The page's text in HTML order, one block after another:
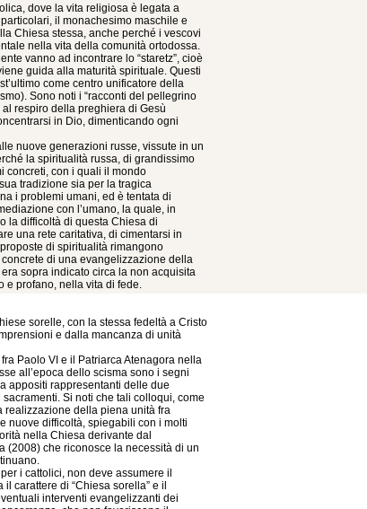
dove la vita religiosa è legata a
il monachesimo maschile e
Chiesa stessa, anche perché i vescovi
nella vita della comunità ortodossa.
vanno ad incontrare lo “staretz”, cioè
guida alla maturità spirituale. Questi
come centro unificatore della
Sono noti i “racconti del pellegrino
respiro della preghiera di Gesù
in Dio, dimenticando ogni
nuove generazioni russe, vissute in un
la spiritualità russa, di grandissimo
concreti, con i quali il mondo
tradizione sia per la tragica
i problemi umani, ed è tentata di
con l’umano, la quale, in
la difficoltà di questa Chiesa di
una rete caritativa, di cimentarsi in
di spiritualità rimangono
di una evangelizzazione della
sopra indicato circa la non acquisita
e profano, nella vita di fede.
sorelle, con la stessa fedeltà a Cristo
e dalla mancanza di unità
Paolo VI e il Patriarca Atenagora nella
all’epoca dello scisma sono i segni
appositi rappresentanti delle due
Si noti che tali colloqui, come
realizzazione della piena unità fra
nuove difficoltà, spiegabili con i molti
nella Chiesa derivante dal
(2008) che riconosce la necessità di un
i cattolici, non deve assumere il
carattere di “Chiesa sorella” e il
interventi evangelizzanti dei